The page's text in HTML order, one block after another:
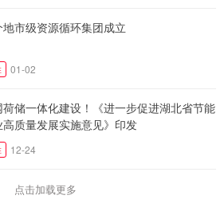
市级资源循环集团成立
01-02
荷储一体化建设！《进一步促进湖北省节能
质量发展实施意见》印发
12-24
点击加载更多